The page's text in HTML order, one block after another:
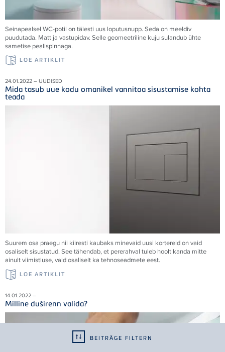
BEITRÄGE FILTERN
Seinapealsel WC-potil on täiesti uus loputusnupp. Seda on meeldiv
puudutada. Matt ja vastupidav. Selle geomeetriline kuju sulandub ühte
sametise pealispinnaga.
LOE ARTIKLIT
24.01.2022 – UUDISED
Mida tasub uue kodu omanikel vannitoa sisustamise kohta
teada
Suurem osa praegu nii kiiresti kaubaks minevaid uusi kortereid on vaid
osaliselt sisustatud. See tähendab, et pererahval tuleb hoolt kanda mitte
ainult viimistluse, vaid osaliselt ka tehnoseadmete eest.
LOE ARTIKLIT
14.01.2022 –
Milline duširenn valida?